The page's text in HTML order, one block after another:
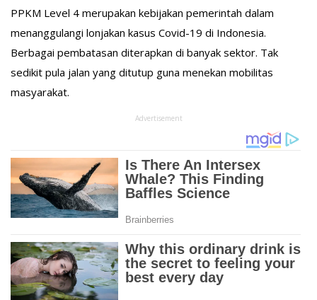
PPKM Level 4 merupakan kebijakan pemerintah dalam
menanggulangi lonjakan kasus Covid-19 di Indonesia.
Berbagai pembatasan diterapkan di banyak sektor. Tak
sedikit pula jalan yang ditutup guna menekan mobilitas
masyarakat.
Advertisement